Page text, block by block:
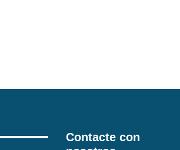
Contacte con